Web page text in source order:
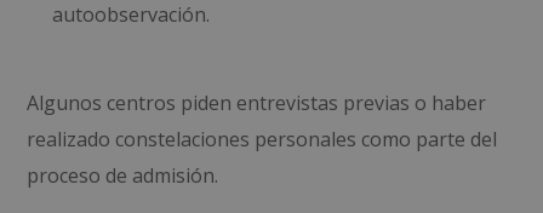
autoobservación.
Algunos centros piden entrevistas previas o haber
realizado constelaciones personales como parte del
proceso de admisión.